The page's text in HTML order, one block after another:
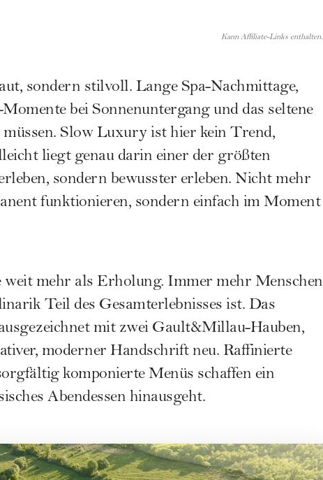
Kann Affiliate-Links enthalten.
sondern stilvoll. Lange Spa-Nachmittage,
bei Sonnenuntergang und das seltene
Slow Luxury ist hier kein Trend,
liegt genau darin einer der größten
sondern bewusster erleben. Nicht mehr
funktionieren, sondern einfach im Moment
mehr als Erholung. Immer mehr Menschen
Teil des Gesamterlebnisses ist. Das
mit zwei Gault&Millau-Hauben,
moderner Handschrift neu. Raffinierte
komponierte Menüs schaffen ein
Abendessen hinausgeht.